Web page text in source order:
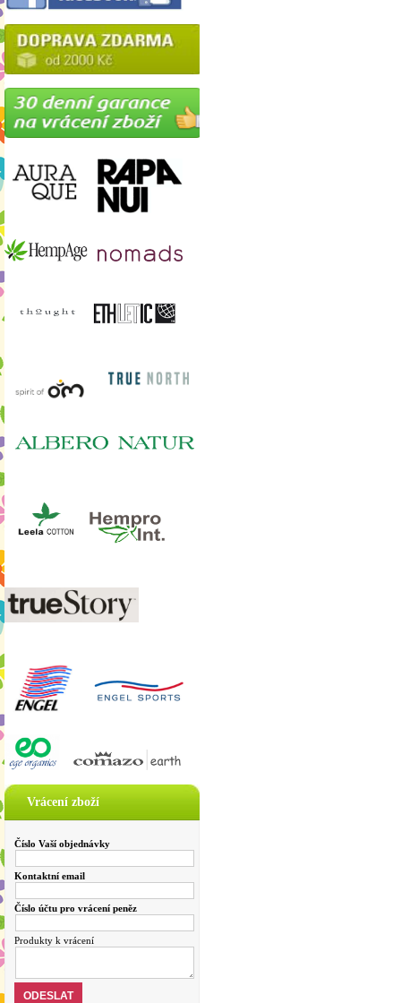
Vrácení zboží
Číslo Vaší objednávky
Kontaktní email
Číslo účtu pro vrácení peněz
Produkty k vrácení